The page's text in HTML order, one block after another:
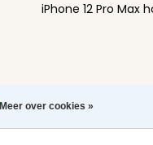
iPhone 12 Pro Max
Meer over cookies »